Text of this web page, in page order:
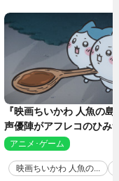
『映画ちいかわ 人魚の
声優陣がアフレコのひみ
を解説！ 新カットも到
アニメ･ゲーム
映画ちいかわ 人魚の...